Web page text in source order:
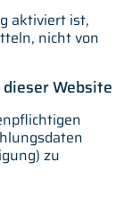
aktiviert ist,
nicht von
Website
zu